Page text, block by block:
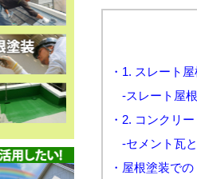
・1. スレート
-スレート屋
・2. コンクリ
-セメント瓦
・屋根塗装で